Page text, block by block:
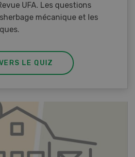
UFA. Les questions
mécanique et les
LE QUIZ